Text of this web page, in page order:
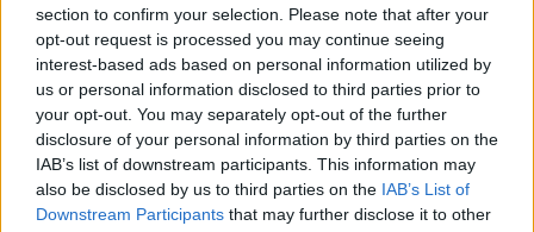
section to confirm your selection. Please note that after your
opt-out request is processed you may continue seeing
interest-based ads based on personal information utilized by
us or personal information disclosed to third parties prior to
your opt-out. You may separately opt-out of the further
disclosure of your personal information by third parties on the
IAB’s list of downstream participants. This information may
also be disclosed by us to third parties on the IAB’s List of
Downstream Participants that may further disclose it to other